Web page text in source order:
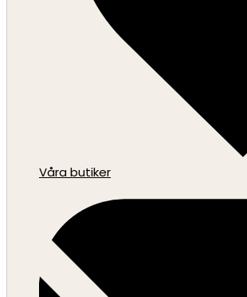
Våra butiker